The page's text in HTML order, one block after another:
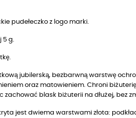
pudełeczko z logo marki.
5 g.
jubilerską, bezbarwną warstwę
oraz matowieniem. Chroni
zachować blask biżuterii na dłużej, bez
jest dwiema warstwami złota: